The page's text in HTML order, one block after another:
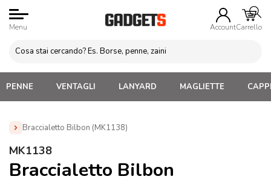
Menu AccountCarrello
PENNE VENTAGLI LANYARD MAGLIETTE
Braccialetto Bilbon (MK1138)
Home »
Braccialetto Bilbon (MK1138)
MK1138
Braccialetto Bilbon